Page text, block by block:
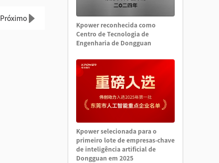
Próximo
Kpower reconhecida como
Centro de Tecnologia de
Engenharia de Dongguan
Kpower selecionada para o
primeiro lote de empresas-chave
de inteligência artificial de
Dongguan em 2025